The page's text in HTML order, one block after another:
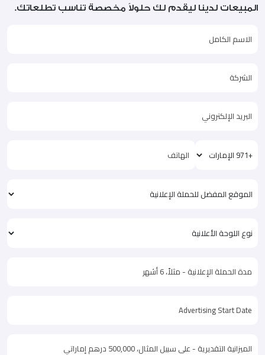
المبيعات لدينا ليقدم لك حلولاً مخصصة تناسب تطلعاتك.